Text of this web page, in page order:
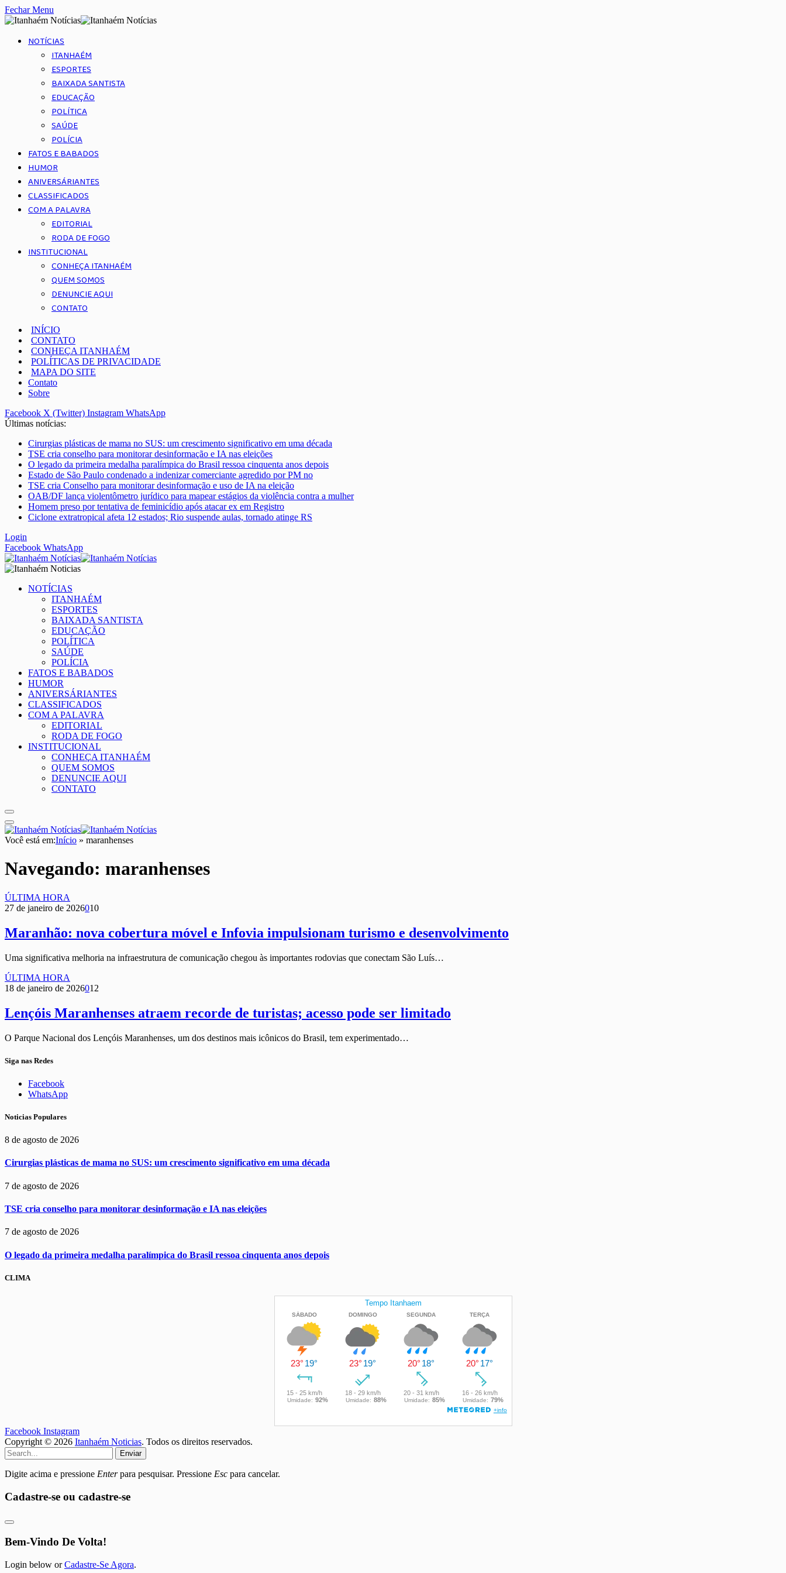
Fechar Menu
NOTÍCIAS
ITANHAÉM
ESPORTES
BAIXADA SANTISTA
EDUCAÇÃO
POLÍTICA
SAÚDE
POLÍCIA
FATOS E BABADOS
HUMOR
ANIVERSÁRIANTES
CLASSIFICADOS
COM A PALAVRA
EDITORIAL
RODA DE FOGO
INSTITUCIONAL
CONHEÇA ITANHAÉM
QUEM SOMOS
DENUNCIE AQUI
CONTATO
INÍCIO
CONTATO
CONHEÇA ITANHAÉM
POLÍTICAS DE PRIVACIDADE
MAPA DO SITE
Contato
Sobre
Facebook X (Twitter) Instagram WhatsApp
Últimas notícias:
Cirurgias plásticas de mama no SUS: um crescimento significativo em uma década
TSE cria conselho para monitorar desinformação e IA nas eleições
O legado da primeira medalha paralímpica do Brasil ressoa cinquenta anos depois
Estado de São Paulo condenado a indenizar comerciante agredido por PM no
TSE cria Conselho para monitorar desinformação e uso de IA na eleição
OAB/DF lança violentômetro jurídico para mapear estágios da violência contra a mulher
Homem preso por tentativa de feminicídio após atacar ex em Registro
Ciclone extratropical afeta 12 estados; Rio suspende aulas, tornado atinge RS
Login
Facebook WhatsApp
NOTÍCIAS
ITANHAÉM
ESPORTES
BAIXADA SANTISTA
EDUCAÇÃO
POLÍTICA
SAÚDE
POLÍCIA
FATOS E BABADOS
HUMOR
ANIVERSÁRIANTES
CLASSIFICADOS
COM A PALAVRA
EDITORIAL
RODA DE FOGO
INSTITUCIONAL
CONHEÇA ITANHAÉM
QUEM SOMOS
DENUNCIE AQUI
CONTATO
Você está em:Início » maranhenses
Navegando: maranhenses
ÚLTIMA HORA
27 de janeiro de 2026010
Maranhão: nova cobertura móvel e Infovia impulsionam turismo e desenvolvimento
Uma significativa melhoria na infraestrutura de comunicação chegou às importantes rodovias que conectam São Luís…
ÚLTIMA HORA
18 de janeiro de 2026012
Lençóis Maranhenses atraem recorde de turistas; acesso pode ser limitado
O Parque Nacional dos Lençóis Maranhenses, um dos destinos mais icônicos do Brasil, tem experimentado…
Siga nas Redes
Facebook
WhatsApp
Noticias Populares
8 de agosto de 2026
Cirurgias plásticas de mama no SUS: um crescimento significativo em uma década
7 de agosto de 2026
TSE cria conselho para monitorar desinformação e IA nas eleições
7 de agosto de 2026
O legado da primeira medalha paralímpica do Brasil ressoa cinquenta anos depois
CLIMA
Facebook Instagram
Copyright © 2026 Itanhaém Noticias. Todos os direitos reservados.
Enviar
Digite acima e pressione Enterpara pesquisar. Pressione Esc para cancelar.
Cadastre-se ou cadastre-se
Bem-Vindo De Volta!
Login below orCadastre-Se Agora.